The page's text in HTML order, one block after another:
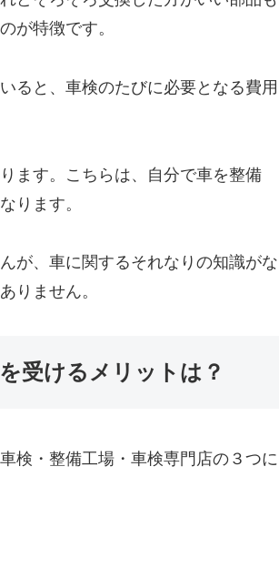
が特徴です。
ると、車検のたびに必要となる費用
ます。こちらは、自分で車を整備
ります。
が、車に関するそれなりの知識がな
りません。
受けるメリットは？
検・整備工場・車検専門店の３つに